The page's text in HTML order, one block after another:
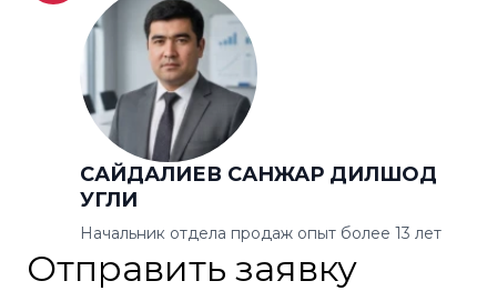
САЙДАЛИЕВ САНЖАР ДИЛШОД
УГЛИ
Начальник отдела продаж опыт более 13 лет
Отправить заявку